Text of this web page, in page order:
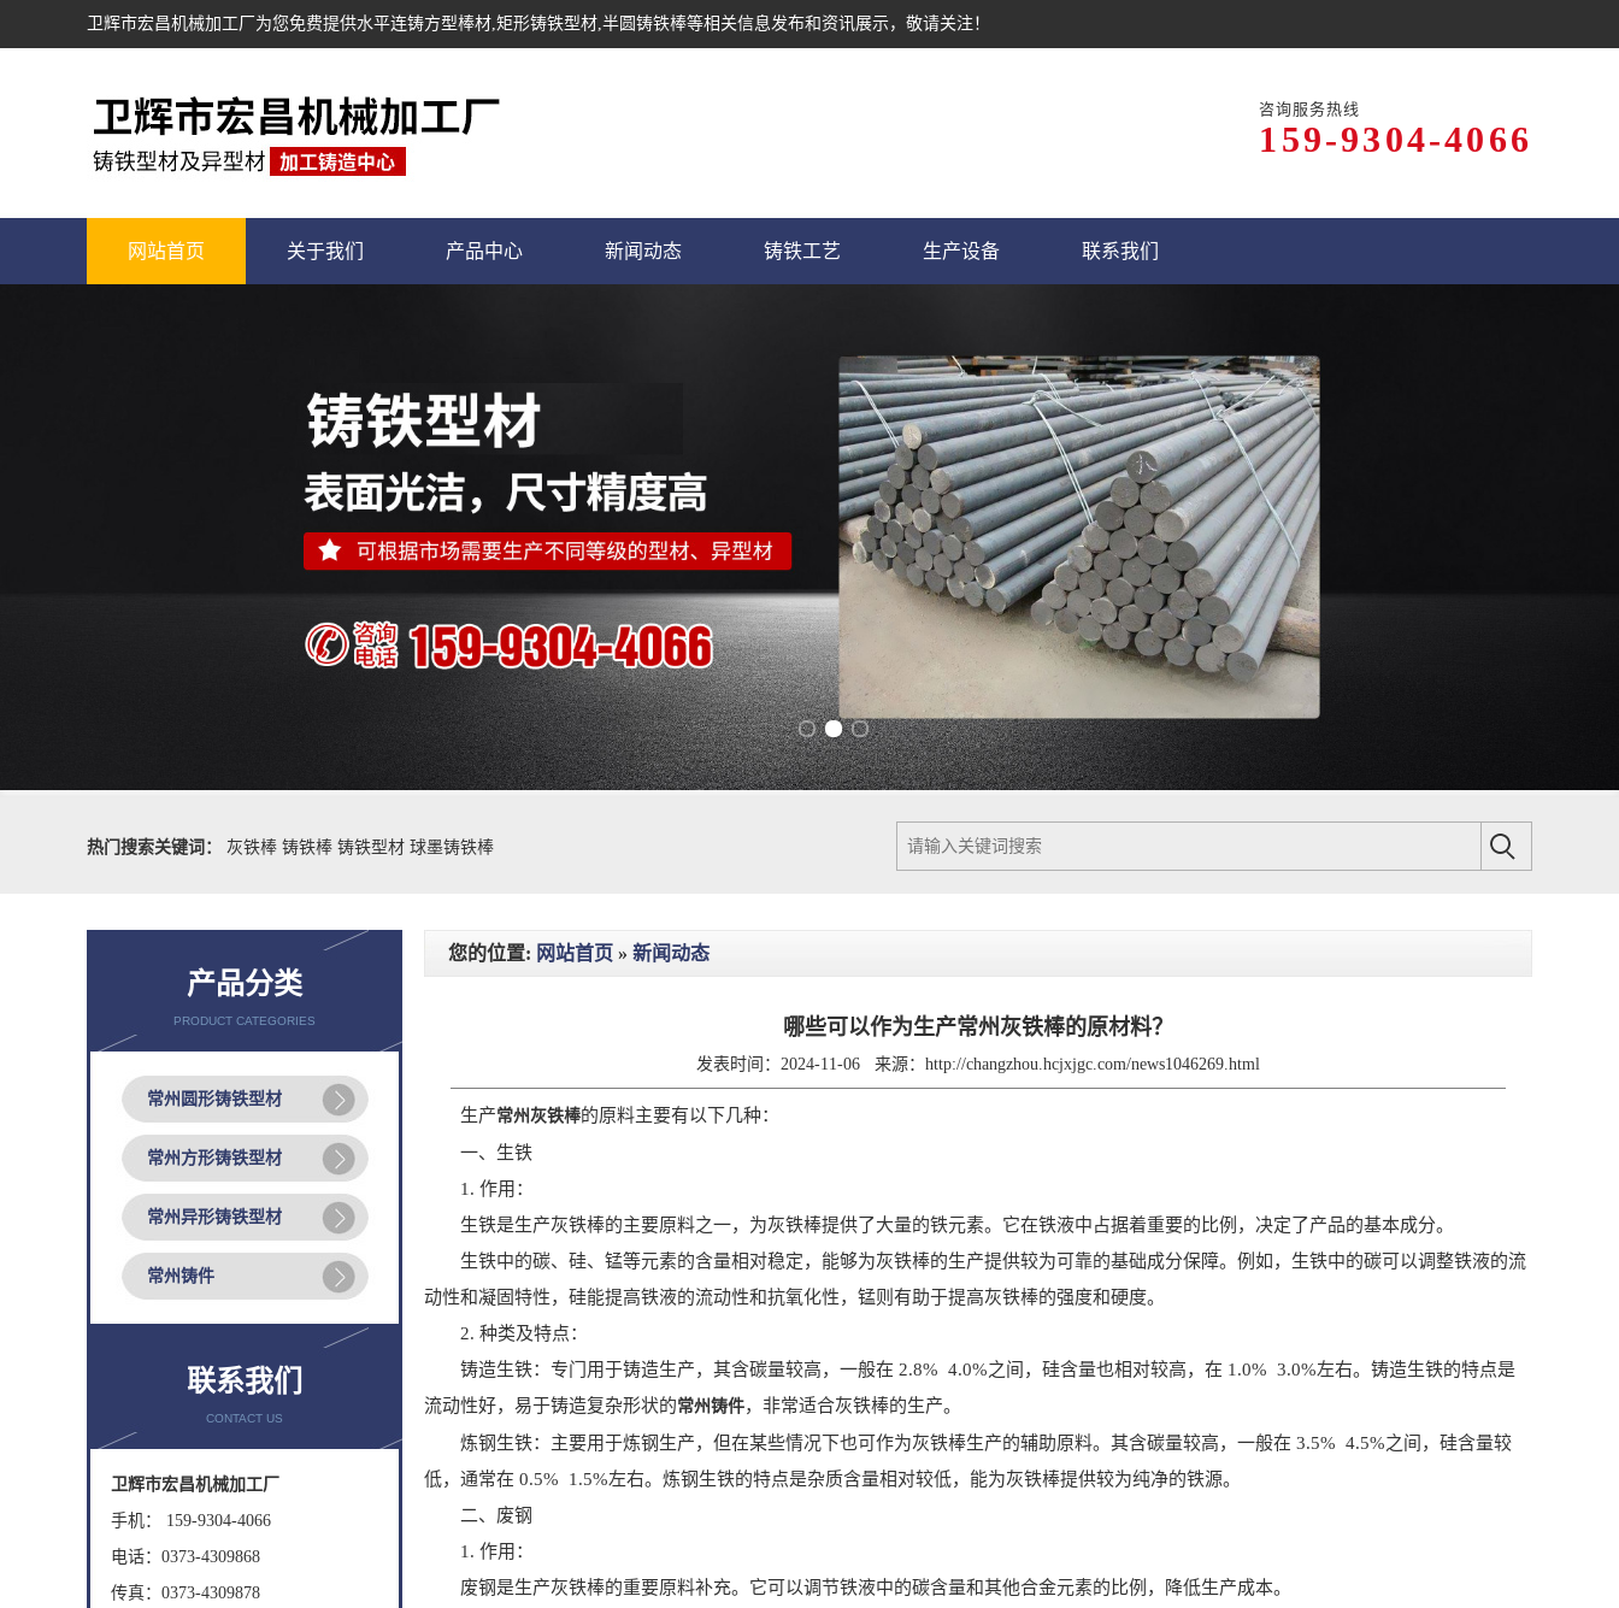
卫辉市宏昌机械加工厂为您免费提供水平连铸方型棒材,矩形铸铁型材,半圆铸铁棒等相关信息发布和资讯展示，敬请关注！
咨询服务热线
159-9304-4066
网站首页 关于我们 产品中心 新闻动态 铸铁工艺 生产设备 联系我们
热门搜索关键词：
灰铁棒 铸铁棒 铸铁型材 球墨铸铁棒
产品分类
PRODUCT CATEGORIES
常州圆形铸铁型材
常州方形铸铁型材
常州异形铸铁型材
常州铸件
联系我们
CONTACT US
卫辉市宏昌机械加工厂
手机： 159-9304-4066
电话：0373-4309868
传真：0373-4309878
您的位置: 网站首页 » 新闻动态
哪些可以作为生产常州灰铁棒的原材料？
发表时间：2024-11-06 来源： http://changzhou.hcjxjgc.com/news1046269.html
生产常州灰铁棒的原料主要有以下几种：
一、生铁
1. 作用：
生铁是生产灰铁棒的主要原料之一，为灰铁棒提供了大量的铁元素。它在铁液中占据着重要的比例，决定了产品的基本成分。
生铁中的碳、硅、锰等元素的含量相对稳定，能够为灰铁棒的生产提供较为可靠的基础成分保障。例如，生铁中的碳可以调整铁液的流
动性和凝固特性，硅能提高铁液的流动性和抗氧化性，锰则有助于提高灰铁棒的强度和硬度。
2. 种类及特点：
铸造生铁：专门用于铸造生产，其含碳量较高，一般在 2.8% 4.0%之间，硅含量也相对较高，在 1.0% 3.0%左右。铸造生铁的特点是
流动性好，易于铸造复杂形状的常州铸件，非常适合灰铁棒的生产。
炼钢生铁：主要用于炼钢生产，但在某些情况下也可作为灰铁棒生产的辅助原料。其含碳量较高，一般在 3.5% 4.5%之间，硅含量较
低，通常在 0.5% 1.5%左右。炼钢生铁的特点是杂质含量相对较低，能为灰铁棒提供较为纯净的铁源。
二、废钢
1. 作用：
废钢是生产灰铁棒的重要原料补充。它可以调节铁液中的碳含量和其他合金元素的比例，降低生产成本。